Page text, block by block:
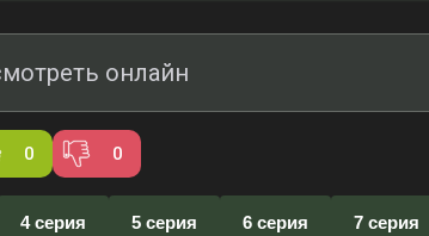
онлайн
0 0
4 серия 5 серия 6 серия 7 серия